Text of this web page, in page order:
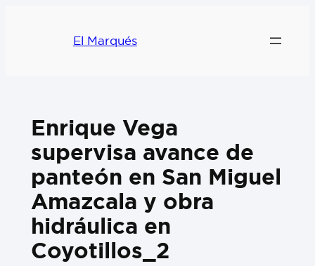
El Marqués
Enrique Vega
supervisa avance de
panteón en San Miguel
Amazcala y obra
hidráulica en
Coyotillos_2